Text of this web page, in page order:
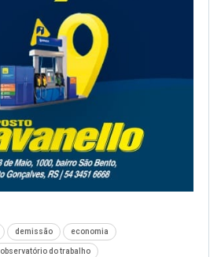
demissão economia
observatório do trabalho